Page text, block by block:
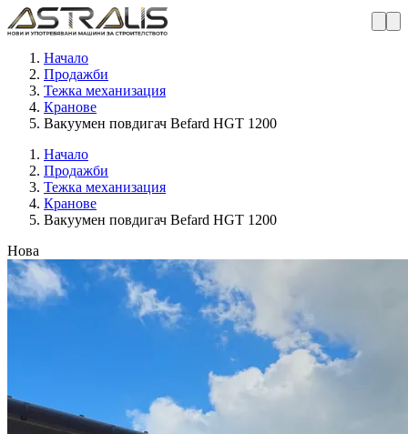
Начало
Продажби
Тежка механизация
Кранове
Вакуумен повдигач Befard HGT 1200
Начало
Продажби
Тежка механизация
Кранове
Вакуумен повдигач Befard HGT 1200
Нова